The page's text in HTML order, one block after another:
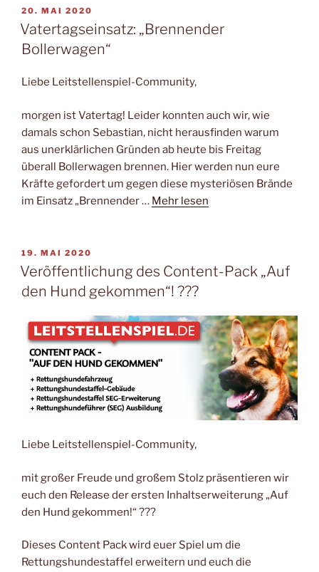
VERÖFFENTLICHT
AM
20. MAI 2020
Vatertagseinsatz: „Brennender
Bollerwagen“
Liebe Leitstellenspiel-Community,
morgen ist Vatertag! Leider konnten auch wir, wie
damals schon Sebastian, nicht herausfinden warum
aus unerklärlichen Gründen ab heute bis Freitag
überall Bollerwagen brennen. Hier werden nun eure
Kräfte gefordert um gegen diese mysteriösen Brände
im Einsatz „Brennender … Mehr lesen
VERÖFFENTLICHT
AM
19. MAI 2020
Veröffentlichung des Content-Pack „Auf
den Hund gekommen“! ??‍?
Liebe Leitstellenspiel-Community,
mit großer Freude und großem Stolz präsentieren wir
euch den Release der ersten Inhaltserweiterung „Auf
den Hund gekommen!“ ??‍?
Dieses Content Pack wird euer Spiel um die
Rettungshundestaffel erweitern und euch die